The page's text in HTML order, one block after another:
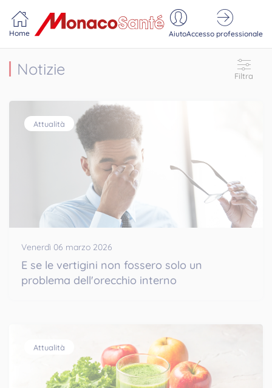
Home AiutoAccesso professionale
Notizie Filtra
Attualità
Venerdì 06 marzo 2026
E se le vertigini non fossero solo un
problema dell'orecchio interno
Attualità